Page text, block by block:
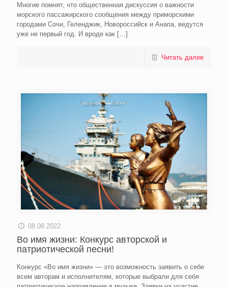
Многие помнят, что общественная дискуссия о важности
морского пассажирского сообщения между приморскими
городами Сочи, Геленджик, Новороссийск и Анапа, ведутся
уже не первый год. И вроде как […]
Читать далее
08.08.2022
Во имя жизни: Конкурс авторской и
патриотической песни!
Конкурс «Во имя жизни» — это возможность заявить о себе
всем авторам и исполнителям, которые выбрали для себя